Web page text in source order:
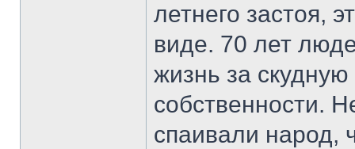
летнего застоя,
виде. 70 лет
жизнь за
собственности.
спаивали народ,